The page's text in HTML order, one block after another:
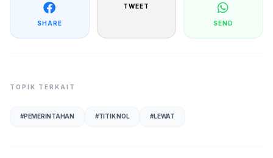
SHARE
TWEET
SEND
TOPIK TERKAIT
#PEMERINTAHAN #TITIK NOL #LEWAT